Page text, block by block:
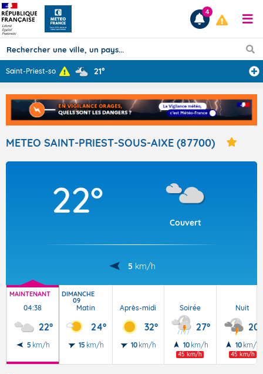
Prévisions
TOUS LES RÉSULTATS
Articles
4
Saint-Priest-so... 21°
METEO SAINT-PRIEST-SOUS-AIXE (87700)
22°
Couvert
5 km/h
MAINTENANT
04:38
22°
5 km/h
DIMANCHE
09
Matin
24°
15 km/h
Après-midi
32°
10 km/h
Soirée
27°
10 km/h
45 km/h
Nuit
20°
10 km/h
45 km/h